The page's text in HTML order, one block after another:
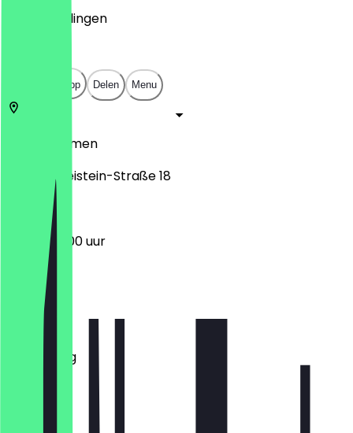
Beoordelingen
Open in app Delen Menu
Bremen
Georg-Gleistein-Straße 18
06:00 - 19:00 uur
Maandag
Dinsdag
Woensdag
Donderdag